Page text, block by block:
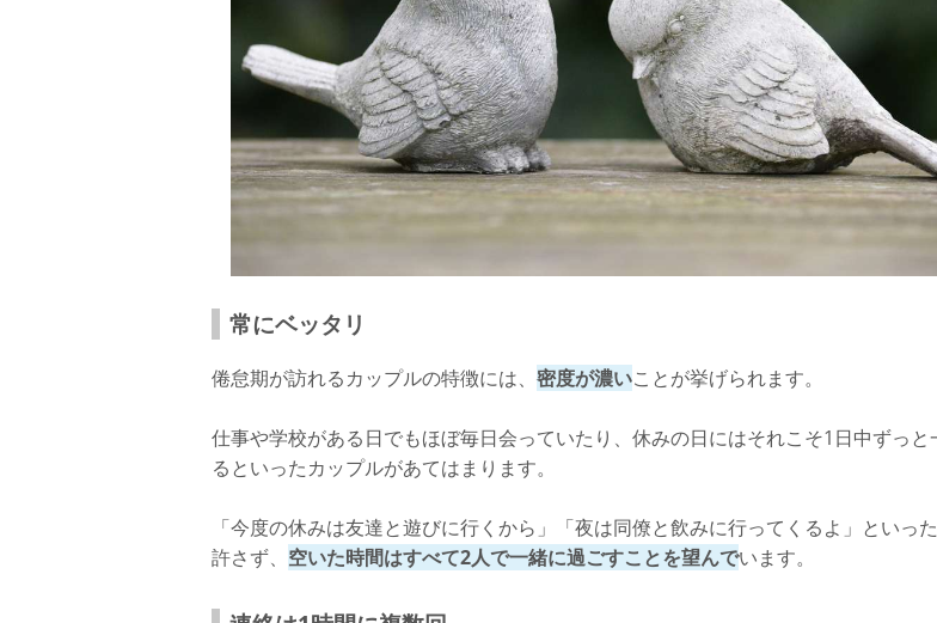
常にベッタリ
倦怠期が訪れるカップルの特徴には、 密度が濃いことが挙げられます。
仕事や学校がある日でもほぼ毎日会っていたり、休みの日にはそれこそ1日中ずっと
るといったカップルがあてはまります。
「今度の休みは友達と遊びに行くから」「夜は同僚と飲みに行ってくるよ」といっ
許さず、 空いた時間はすべて2人で一緒に過ごすことを望んでいます。